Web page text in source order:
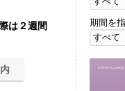
は２週間
期間を